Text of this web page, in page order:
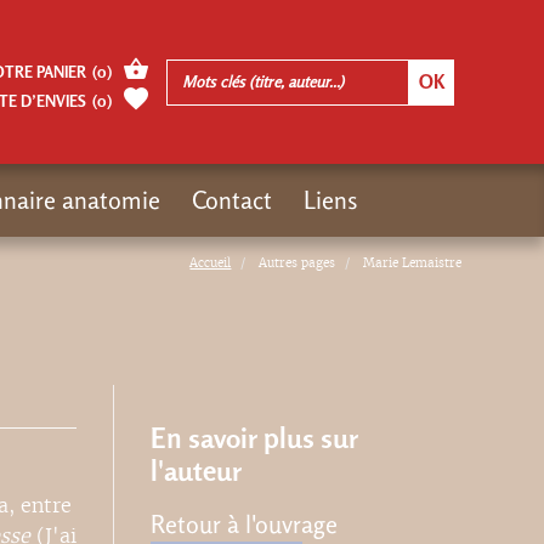
Accueil Autres pages Marie Lemaistre
entre
(J'ai
En savoir plus sur
l'auteur
Retour à l'ouvrage
PANIER (0)
D’ENVIES (0)
anatomie Contact Liens